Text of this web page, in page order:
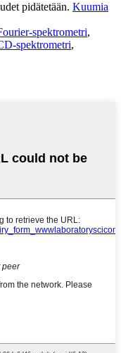
pidätetään. Kuumia
spektrometri,
spektrometri,